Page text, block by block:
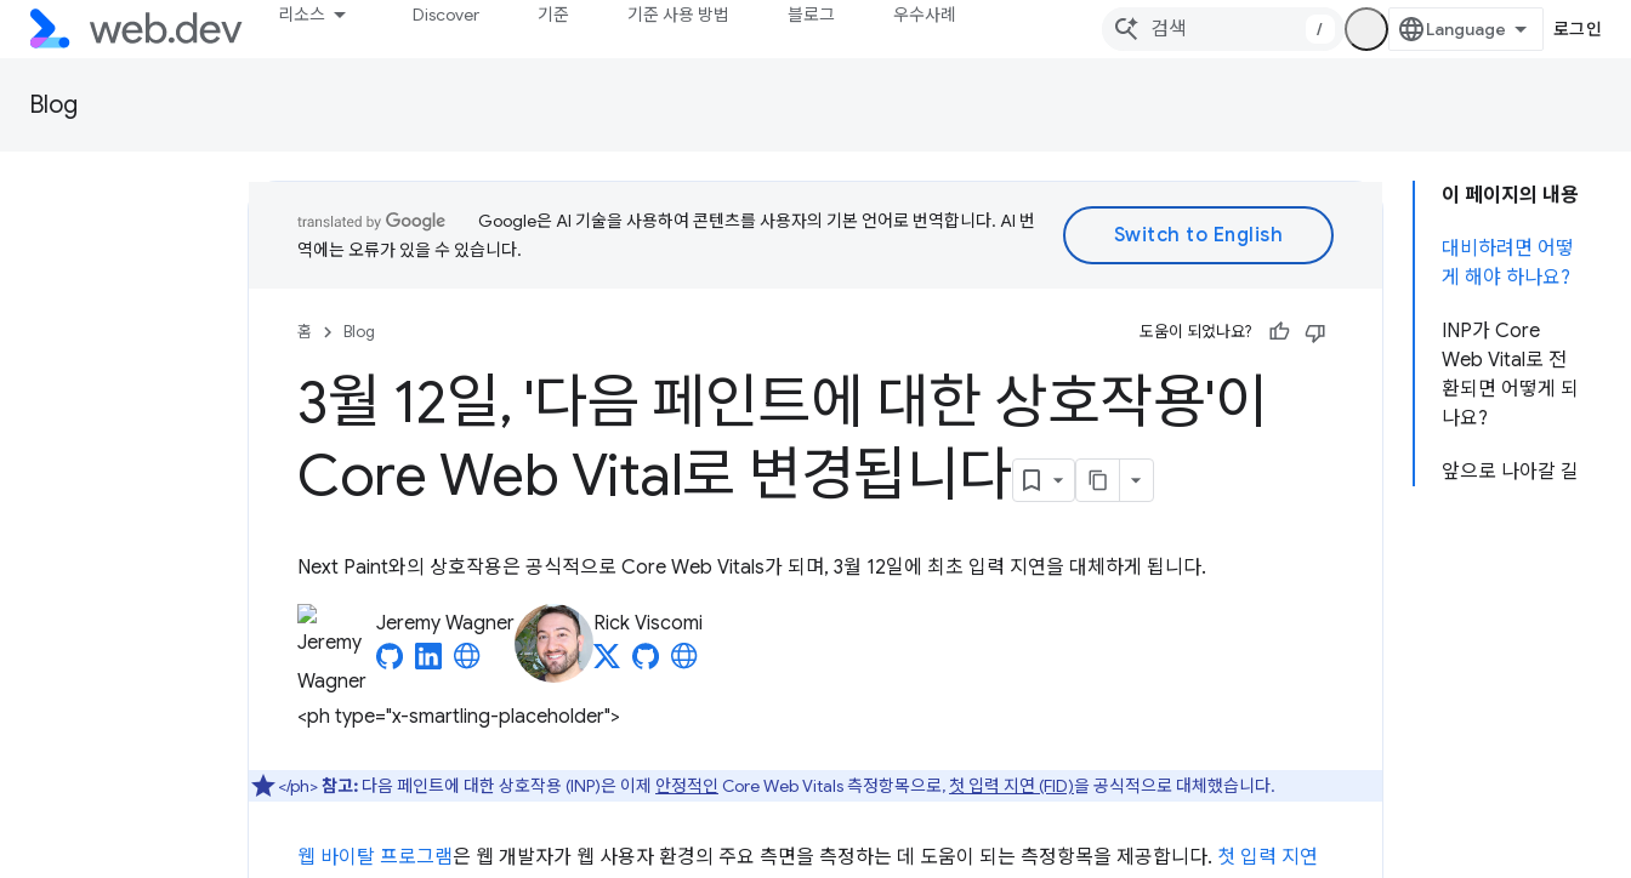
리소스 Discover 기준 기준 사용 방법 블로그 우수사례
/ 로그인
Blog
이 페이지의 내용
대비하려면 어떻
게 해야 하나요?
INP가 Core
Web Vital로 전
환되면 어떻게 되
나요?
앞으로 나아갈 길
Google은 AI 기술을 사용하여 콘텐츠를 사용자의 기본 언어로 번역합니다. AI 번
역에는 오류가 있을 수 있습니다.
홈 Blog 도움이 되었나요?
3월 12일, '다음 페인트에 대한 상호작용'이
Core Web Vital로 변경됩니다
Next Paint와의 상호작용은 공식적으로 Core Web Vitals가 되며, 3월 12일에 최초 입력 지연을 대체하게 됩니다.
Jeremy Wagner Rick Viscomi
<ph type="x-smartling-placeholder">
</ph>참고: 다음 페인트에 대한 상호작용 (INP)은 이제 안정적인 Core Web Vitals 측정항목으로, 첫 입력 지연 (FID)을 공식적으로 대체했습니다.
웹 바이탈 프로그램은 웹 개발자가 웹 사용자 환경의 주요 측면을 측정하는 데 도움이 되는 측정항목을 제공합니다. 첫 입력 지연